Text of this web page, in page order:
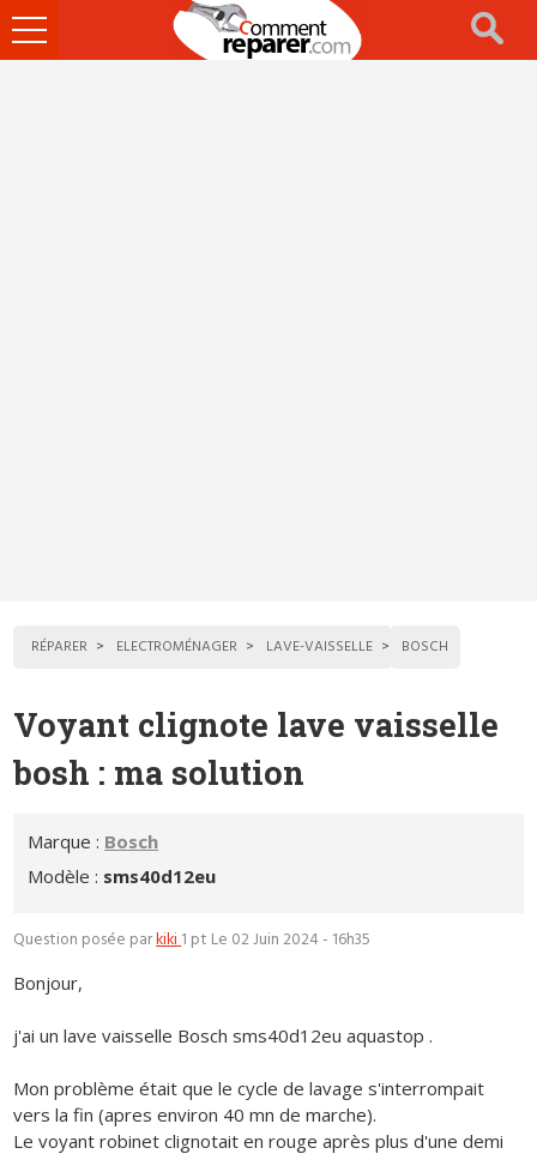
Ouvrir
le
RÉPARER ELECTROMÉNAGER LAVE-VAISSELLE BOSCH
Voyant clignote lave vaisselle
bosh : ma solution
Marque : Bosch
Modèle : sms40d12eu
Question posée parkiki1 pt Le 02 Juin 2024 - 16h35
Bonjour,
j'ai un lave vaisselle Bosch sms40d12eu aquastop .
Mon problème était que le cycle de lavage s'interrompait
vers la fin (apres environ 40 mn de marche).
Le voyant robinet clignotait en rouge après plus d'une demi